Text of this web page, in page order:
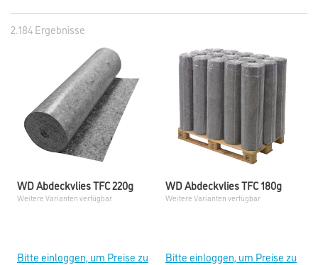
2.184 Ergebnisse
WD Abdeckvlies TFC 220g
Weitere Varianten verfügbar
Bitte einloggen, um Preise zu
WD Abdeckvlies TFC 180g
Weitere Varianten verfügbar
Bitte einloggen, um Preise zu